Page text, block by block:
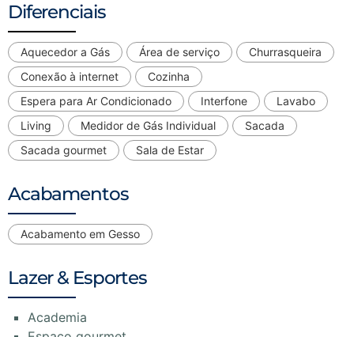
Diferenciais
Aquecedor a Gás Área de serviço
Churrasqueira
Conexão à internet
Cozinha
Espera para Ar Condicionado
Interfone
Lavabo
Living
Medidor de Gás Individual
Sacada
Sacada gourmet
Sala de Estar
Acabamentos
Acabamento em Gesso
Lazer & Esportes
Academia